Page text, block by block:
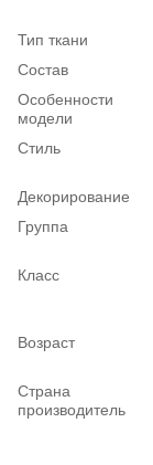
Тип ткани
Состав
Особенности
модели
Стиль
Декорирование
Группа
Класс
Возраст
Страна
производитель